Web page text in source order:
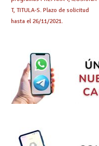
T, TITULA-S. Plazo de solicitud
hasta el 26/11/2021.